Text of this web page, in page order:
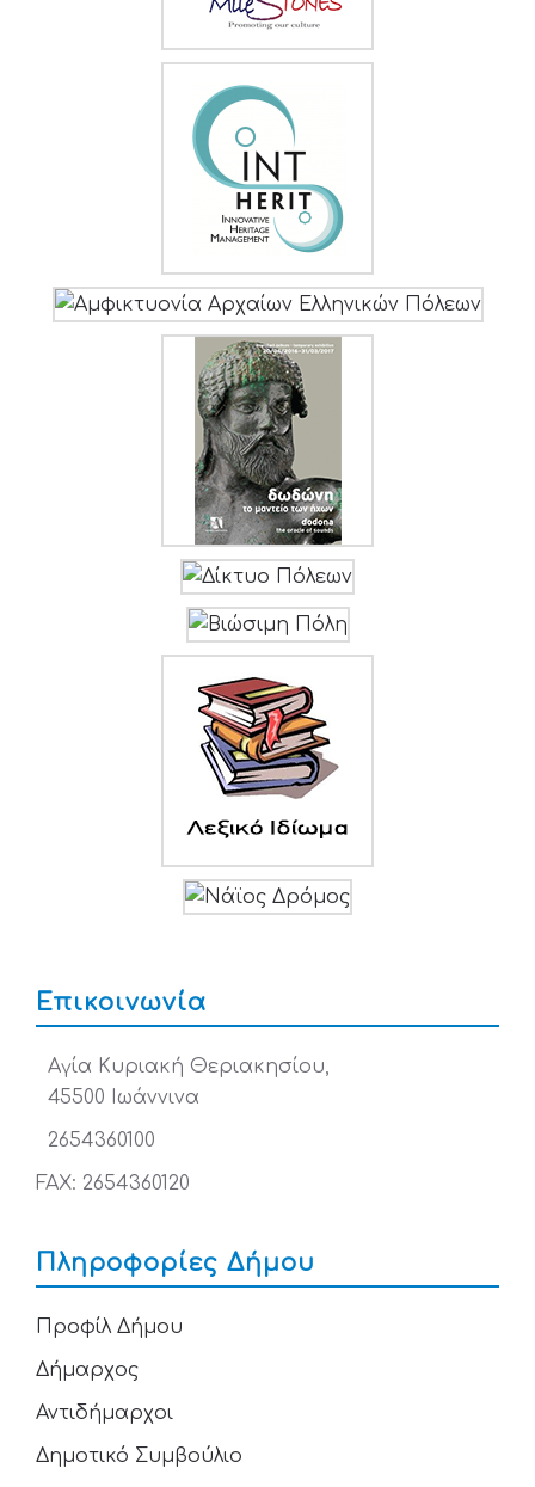
Επικοινωνία
Αγία Κυριακή Θεριακησίου,
45500 Ιωάννινα
2654360100
FAX: 2654360120
Πληροφορίες Δήμου
Προφίλ Δήμου
Δήμαρχος
Αντιδήμαρχοι
Δημοτικό Συμβούλιο